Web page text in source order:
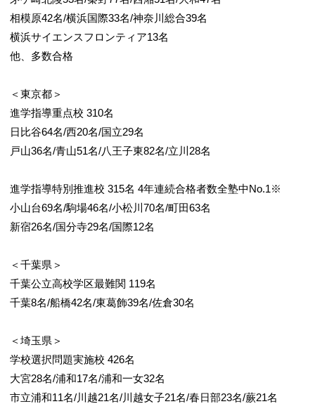
相模原42名/横浜国際33名/神奈川総合39名
横浜サイエンスフロンティア13名
他、多数合格
＜東京都＞
進学指導重点校 310名
日比谷64名/西20名/国立29名
戸山36名/青山51名/八王子東82名/立川28名
進学指導特別推進校 315名 4年連続合格者数全塾中No.1※
小山台69名/駒場46名/小松川70名/町田63名
新宿26名/国分寺29名/国際12名
＜千葉県＞
千葉公立高校学区最難関 119名
千葉8名/船橋42名/東葛飾39名/佐倉30名
＜埼玉県＞
学校選択問題実施校 426名
大宮28名/浦和17名/浦和一女32名
市立浦和11名/川越21名/川越女子21名/春日部23名/蕨21名